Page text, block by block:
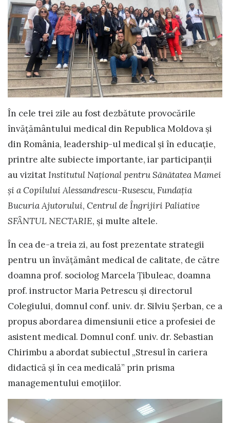
În cele trei zile au fost dezbătute provocările
învățământului medical din Republica Moldova și
din România, leadership-ul medical și în educație,
printre alte subiecte importante, iar participanții
au vizitatInstitutul Național pentru Sănătatea Mamei
și aCopilului Alessandrescu-Rusescu, Fundația
Bucuria Ajutorului, Centrul de Îngrijiri Paliative
SFÂNTUL NECTARIE, şi multe altele.
În cea de-a treia zi, au fost prezentate strategii
pentru un învățământ medical de calitate, de către
doamna prof. sociolog Marcela Țibuleac, doamna
prof. instructor Maria Petrescu și directorul
Colegiului, domnul conf. univ. dr. Silviu Șerban, ce a
propus abordarea dimensiunii etice a profesiei de
asistent medical. Domnul conf. univ. dr. Sebastian
Chirimbu a abordat subiectul „Stresul în cariera
didactică și în cea medicală” prin prisma
managementului emoțiilor.